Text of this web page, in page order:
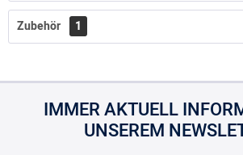
Zubehör 1
IMMER AKTUELL
UNSEREM